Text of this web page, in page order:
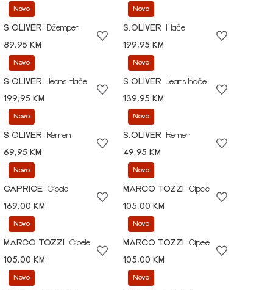
Novo
S.OLIVER
Džemper
89,95 KM
Novo
S.OLIVER
Hlače
199,95 KM
Novo
S.OLIVER
Jeans hlače
199,95 KM
Novo
S.OLIVER
Jeans hlače
139,95 KM
Novo
S.OLIVER
Remen
69,95 KM
Novo
S.OLIVER
Remen
49,95 KM
Novo
CAPRICE Cipele
169,00 KM
Novo
MARCO TOZZI
Cipele
105,00 KM
Novo
MARCO TOZZI
Cipele
105,00 KM
Novo
MARCO TOZZI
Cipele
105,00 KM
Novo Novo